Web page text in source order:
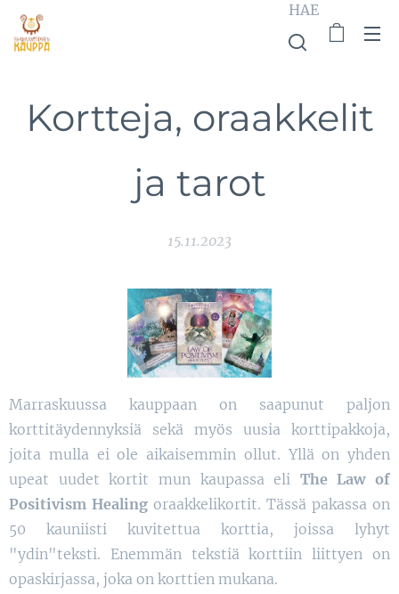
HAE
Kortteja, oraakkelit
ja tarot
15.11.2023
Marraskuussa kauppaan on saapunut paljon
korttitäydennyksiä sekä myös uusia korttipakkoja,
joita mulla ei ole aikaisemmin ollut. Yllä on yhden
upeat uudet kortit mun kaupassa eli The Law of
Positivism Healing oraakkelikortit. Tässä pakassa on
50 kauniisti kuvitettua korttia, joissa lyhyt
"ydin"teksti. Enemmän tekstiä korttiin liittyen on
opaskirjassa, joka on korttien mukana.